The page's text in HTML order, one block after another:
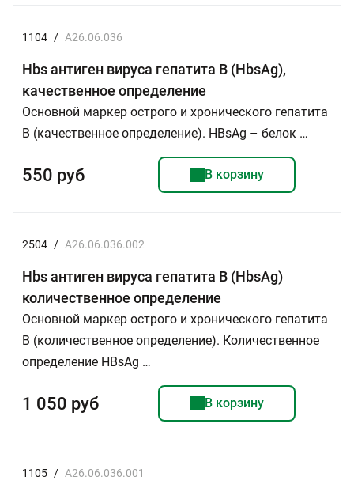
1104 / A26.06.036
Hbs антиген вируса гепатита В (HbsAg),
качественное определение
Основной маркер острого и хронического гепатита
В (качественное определение). HBsAg – белок …
550 руб В корзину
2504 / A26.06.036.002
Hbs антиген вируса гепатита В (HbsAg)
количественное определение
Основной маркер острого и хронического гепатита
В (количественное определение). Количественное
определение HBsAg …
1 050 руб В корзину
1105 / A26.06.036.001